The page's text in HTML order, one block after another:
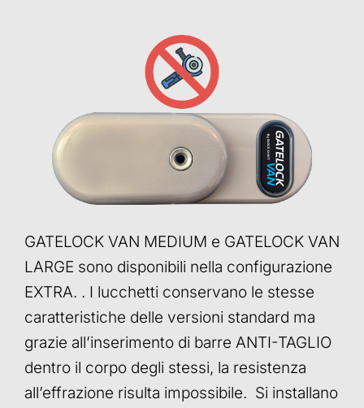
GATELOCK VAN MEDIUM e GATELOCK VAN
LARGE sono disponibili nella configurazione
EXTRA. . I lucchetti conservano le stesse
caratteristiche delle versioni standard ma
grazie all’inserimento di barre ANTI-TAGLIO
dentro il corpo degli stessi, la resistenza
all’effrazione risulta impossibile. Si installano